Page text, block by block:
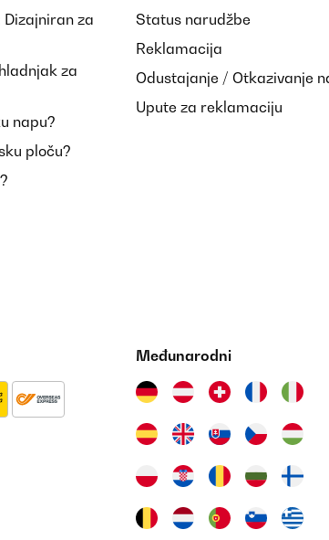
za
za
napu?
ploču?
Status narudžbe
Reklamacija
Odustajanje / Otkazivanje
Upute za reklamaciju
Međunarodni